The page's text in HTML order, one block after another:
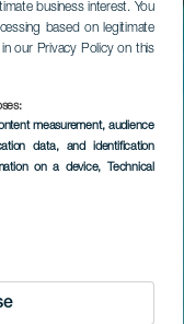
business interest. You
based on legitimate
our Privacy Policy on this
measurement, audience
data, and identification
on a device, Technical